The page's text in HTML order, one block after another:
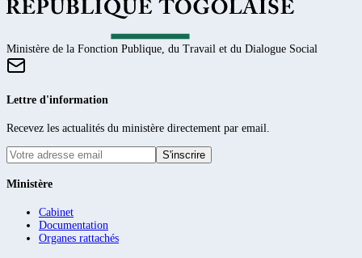
Ministère de la Fonction Publique, du Travail et du Dialogue Social
Lettre d'information
Recevez les actualités du ministère directement par email.
S'inscrire
Ministère
Cabinet
Documentation
Organes rattachés